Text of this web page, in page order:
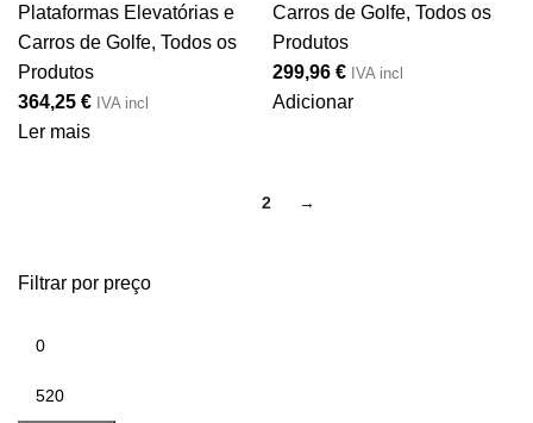
Filtrar por preço
Preço
Preço
Plataformas Elevatórias e
Carros de Golfe, Todos os
Produtos
364,25 € IVA incl
Ler mais
Carros de Golfe, Todos os
Produtos
299,96 € IVA incl
Adicionar
2 →